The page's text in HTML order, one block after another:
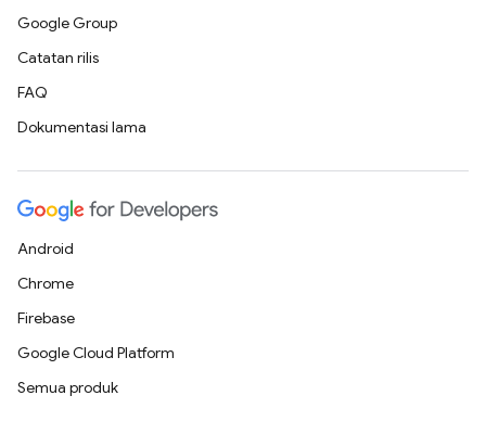
Google Group
Catatan rilis
FAQ
Dokumentasi lama
Android
Chrome
Firebase
Google Cloud Platform
Semua produk